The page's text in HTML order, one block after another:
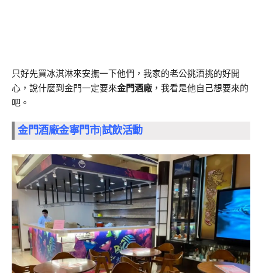
只好先買冰淇淋來安撫一下他們，我家的老公挑酒挑的好開
心，說什麼到金門一定要來金門酒廠 ，我看是他自己想要來的
吧。
金門酒廠金寧門市|試飲活動